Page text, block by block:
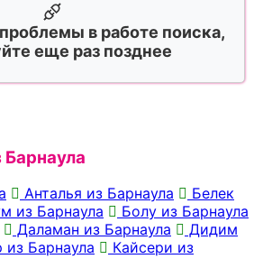
в работе поиска,
еще раз позднее
Анталья из Барнаула
Белек
из Барнаула
Болу из Барнаула
Даламан из Барнаула
Дидим
Барнаула
Кайсери из